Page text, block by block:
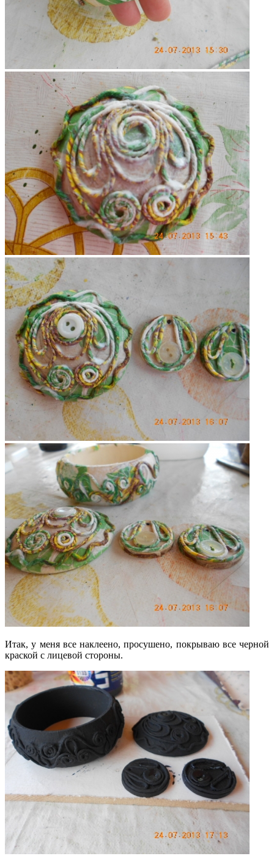
Итак, у меня все наклеено, просушено, покрываю все черной
краской с лицевой стороны.